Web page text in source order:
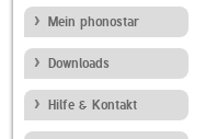
Mein phonostar
Downloads
Hilfe & Kontakt